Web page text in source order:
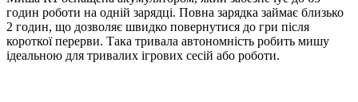
годин роботи на одній зарядці. Повна зарядка займає близько
2 годин, що дозволяє швидко повернутися до гри після
короткої перерви. Така тривала автономність робить мишу
ідеальною для тривалих ігрових сесій або роботи.